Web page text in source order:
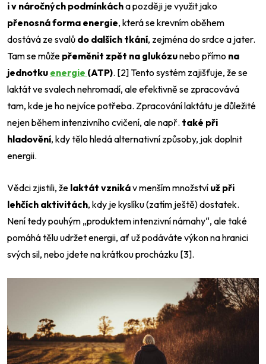
i v náročných podmínkácha později je využit jako
přenosná forma energie, která se krevním oběhem
dostává ze svalů do dalších tkání, zejména do srdce a jater.
Tam se může přeměnit zpět na glukózunebo přímo na
jednotku energie (ATP). [2] Tento systém zajišťuje, že se
laktát ve svalech nehromadí, ale efektivně se zpracovává
tam, kde je ho nejvíce potřeba. Zpracování laktátu je důležité
nejen během intenzivního cvičení, ale např. také při
hladovění, kdy tělo hledá alternativní způsoby, jak doplnit
energii.
Vědci zjistili, že laktát vznikáv menším množství už při
lehčích aktivitách, kdy je kyslíku (zatím ještě) dostatek.
Není tedy pouhým „produktem intenzivní námahy“, ale také
pomáhá tělu udržet energii, ať už podáváte výkon na hranici
svých sil, nebo jdete na krátkou procházku [3].